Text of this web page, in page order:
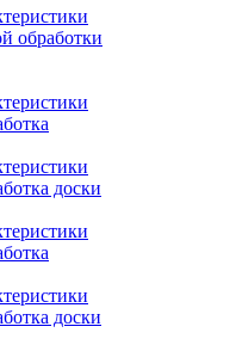
обработки
доски
доски